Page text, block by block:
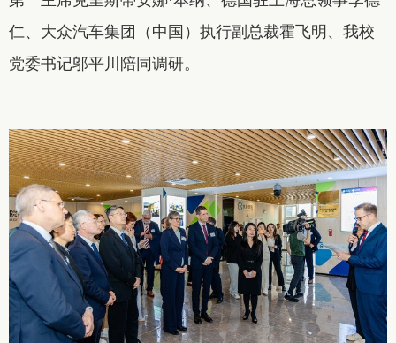
仁、大众汽车集团（中国）执行副总裁霍飞明、我校
党委书记邬平川陪同调研。